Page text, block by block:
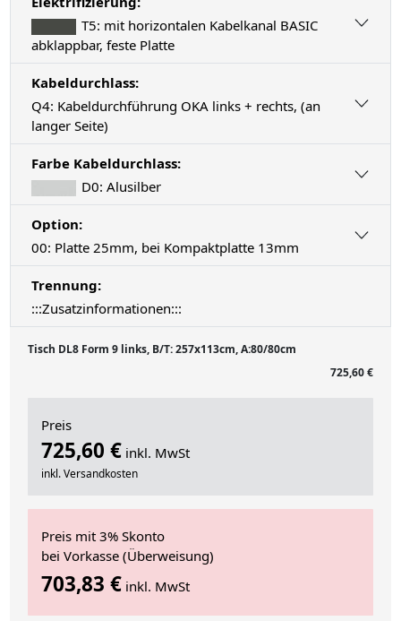
T5: mit horizontalen Kabelkanal BASIC
abklappbar, feste Platte
Kabeldurchlass:
Q4: Kabeldurchführung OKA links + rechts, (an
langer Seite)
Farbe Kabeldurchlass:
D0: Alusilber
Option:
00: Platte 25mm, bei Kompaktplatte 13mm
Trennung:
:::Zusatzinformationen:::
Tisch DL8 Form 9 links, B/T: 257x113cm, A:80/80cm
725,60 €
Preis
725,60 € inkl. MwSt
inkl. Versandkosten
Preis mit 3% Skonto
bei Vorkasse (Überweisung)
703,83 € inkl. MwSt